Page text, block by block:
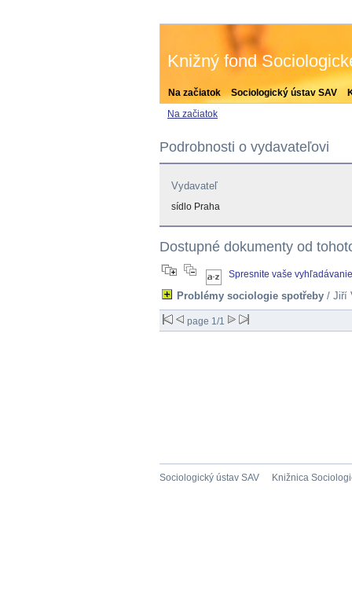
Na začiatok Sociologický ústav SAV
Knižný fond
Na začiatok
Podrobnosti o vydavateľovi
Vydavateľ
sídlo Praha
Dostupné dokumenty od
Spresnite vaše vyhľadávanie
Problémy sociologie spotřeby / Jiří
page 1/1
Sociologický ústav SAV Knižnica